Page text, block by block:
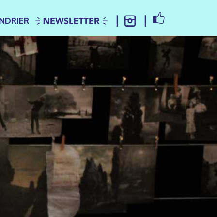
NEWSLETTER INSTAGRAMFACEBOOK